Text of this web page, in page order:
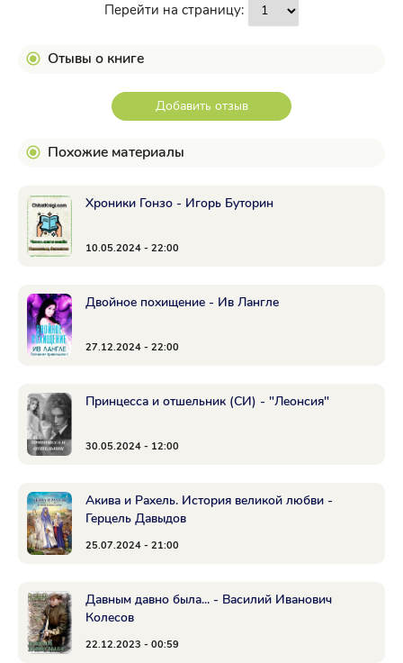
Перейти на страницу:
Отывы о книге
Добавить отзыв
Похожие материалы
Хроники Гонзо - Игорь Буторин
10.05.2024 - 22:00
Двойное похищение - Ив Лангле
27.12.2024 - 22:00
Принцесса и отшельник (СИ) - "Леонсия"
30.05.2024 - 12:00
Акива и Рахель. История великой любви -
Герцель Давыдов
25.07.2024 - 21:00
Давным давно была... - Василий Иванович
Колесов
22.12.2023 - 00:59